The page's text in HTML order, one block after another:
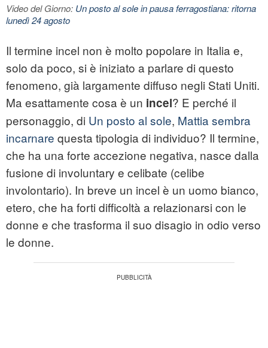
Video del Giorno: Un posto al sole in pausa ferragostiana: ritorna
lunedì 24 agosto
Il termine incel non è molto popolare in Italia e,
solo da poco, si è iniziato a parlare di questo
fenomeno, già largamente diffuso negli Stati Uniti.
Ma esattamente cosa è un incel? E perché il
personaggio, di Un posto al sole, Mattia sembra
incarnare questa tipologia di individuo? Il termine,
che ha una forte accezione negativa, nasce dalla
fusione di involuntary e celibate (celibe
involontario). In breve un incel è un uomo bianco,
etero, che ha forti difficoltà a relazionarsi con le
donne e che trasforma il suo disagio in odio verso
le donne.